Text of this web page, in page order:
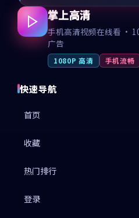
掌上高清
手机高清视频在线看 ·
广告
1080P 高清 手机流畅
快速导航
首页
收藏
热门排行
登录